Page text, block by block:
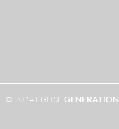
© 2024 EGLISE GENERATION